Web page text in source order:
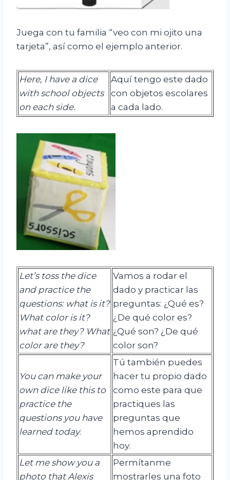
Juega con tu familia “veo con mi ojito una
tarjeta”, así como el ejemplo anterior.
Here, I have a dice
with school objects
on each side.
Aquí tengo este dado
con objetos escolares
a cada lado.
Let’s toss the dice
and practice the
questions: what isit?
What color is it?
what are they? What
color are they?
Vamos a rodar el
dado y practicar las
preguntas: ¿Qué es?
¿De qué color es?
¿Qué son? ¿De qué
color son?
You can make your
own dice like this to
practice the
questions you have
learned today.
Tú también puedes
hacer tu propio dado
como este para que
practiques las
preguntas que
hemos aprendido
hoy.
Let me show you a
photo that Alexis
Permítanme
mostrarles una foto